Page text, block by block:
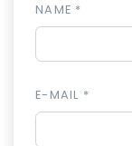
NAME *
E-MAIL *